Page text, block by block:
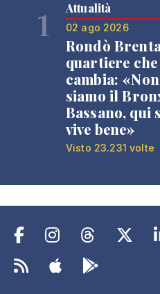
1 Attualità
02 ago 2026
Rondò
quartiere che
cambia: «Non
siamo il
Bassano, qui
vive bene»
Visto 23.231 volte